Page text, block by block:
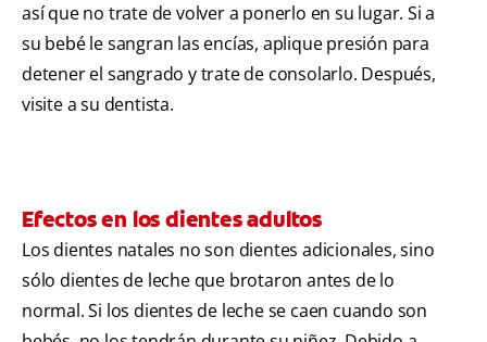
así que no trate de volver a ponerlo en su lugar. Si a
su bebé le sangran las encías, aplique presión para
detener el sangrado y trate de consolarlo. Después,
visite a su dentista.
Efectos en los dientes adultos
Los dientes natales no son dientes adicionales, sino
sólo dientes de leche que brotaron antes de lo
normal. Si los dientes de leche se caen cuando son